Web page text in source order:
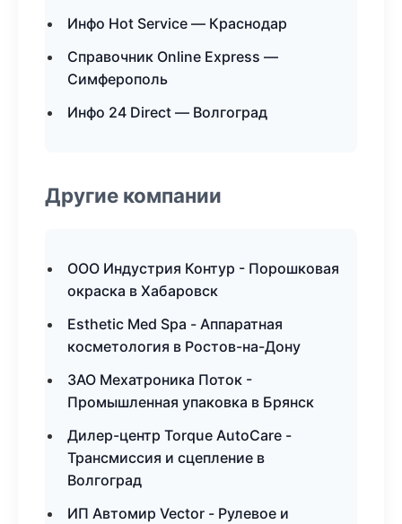
Инфо Hot Service — Краснодар
Справочник Online Express —
Симферополь
Инфо 24 Direct — Волгоград
Другие компании
ООО Индустрия Контур - Порошковая
окраска в Хабаровск
Esthetic Med Spa - Аппаратная
косметология в Ростов-на-Дону
ЗАО Мехатроника Поток -
Промышленная упаковка в Брянск
Дилер-центр Torque AutoCare -
Трансмиссия и сцепление в
Волгоград
ИП Автомир Vector - Рулевое и